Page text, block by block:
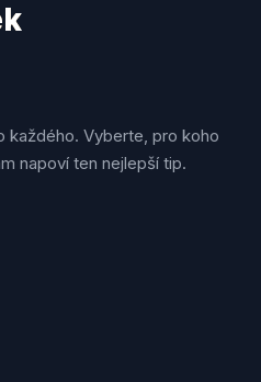
každého. Vyberte, pro koho
napoví ten nejlepší tip.